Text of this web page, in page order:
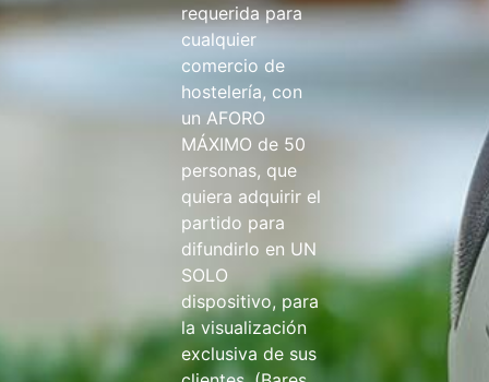
requerida para
cualquier
comercio de
hostelería, con
un AFORO
MÁXIMO de 50
personas, que
quiera adquirir el
partido para
difundirlo en UN
SOLO
dispositivo, para
la visualización
exclusiva de sus